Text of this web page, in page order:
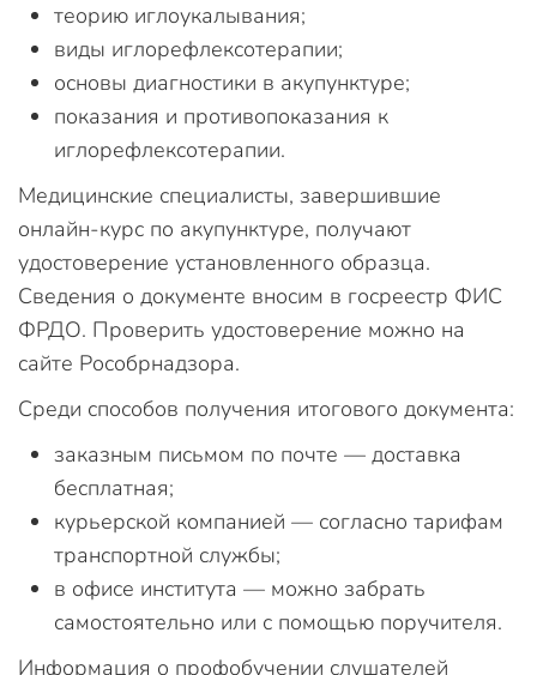
теорию иглоукалывания;
виды иглорефлексотерапии;
основы диагностики в акупунктуре;
показания и противопоказания к
иглорефлексотерапии.
Медицинские специалисты, завершившие
онлайн-курс по акупунктуре, получают
удостоверение установленного образца.
Сведения о документе вносим в госреестр ФИС
ФРДО. Проверить удостоверение можно на
сайте Рособрнадзора.
Среди способов получения итогового документа:
заказным письмом по почте — доставка
бесплатная;
курьерской компанией — согласно тарифам
транспортной службы;
в офисе института — можно забрать
самостоятельно или с помощью поручителя.
Информация о профобучении слушателей